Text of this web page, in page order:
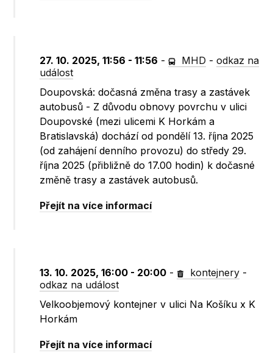
27. 10. 2025, 11:56 - 11:56 - MHD -odkaz na
událost
Doupovská: dočasná změna trasy a zastávek
autobusů - Z důvodu obnovy povrchu v ulici
Doupovské (mezi ulicemi K Horkám a
Bratislavská) dochází od pondělí 13. října 2025
(od zahájení denního provozu) do středy 29.
října 2025 (přibližně do 17.00 hodin) k dočasné
změně trasy a zastávek autobusů.
Přejít na více informací
13. 10. 2025, 16:00 - 20:00 - kontejnery -
odkaz na událost
Velkoobjemový kontejner v ulici Na Košíku x K
Horkám
Přejít na více informací